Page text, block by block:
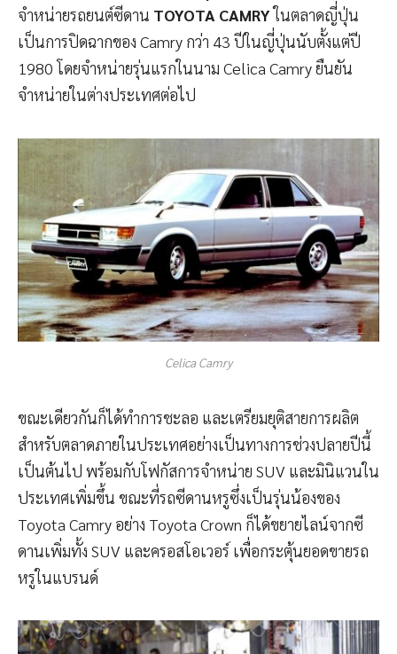
จำหน่ายรถยนต์ซีดาน TOYOTA CAMRYในตลาดญี่ปุ่น
เป็นการปิดฉากของ Camry กว่า 43 ปีในญี่ปุ่นนับตั้งแต่ปี
1980 โดยจำหน่ายรุ่นแรกในนาม Celica Camry ยืนยัน
จำหน่ายในต่างประเทศต่อไป
Celica Camry
ขณะเดียวกันก็ได้ทำการชะลอ และเตรียมยุติสายการผลิต
สำหรับตลาดภายในประเทศอย่างเป็นทางการช่วงปลายปีนี้
เป็นต้นไป พร้อมกับโฟกัสการจำหน่าย SUV และมินิแวนใน
ประเทศเพิ่มขึ้น ขณะที่รถซีดานหรูซึ่งเป็นรุ่นน้องของ
Toyota Camry อย่าง Toyota Crown ก็ได้ขยายไลน์จากซี
ดานเพิ่มทั้ง SUV และครอสโอเวอร์ เพื่อกระตุ้นยอดขายรถ
หรูในแบรนด์